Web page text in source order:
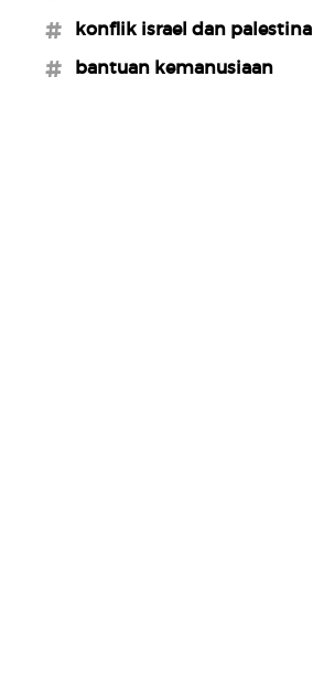
#konflik israel dan palestina
#bantuan kemanusiaan